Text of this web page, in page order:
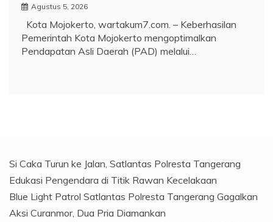
Agustus 5, 2026
Kota Mojokerto, wartakum7.com. – Keberhasilan
Pemerintah Kota Mojokerto mengoptimalkan
Pendapatan Asli Daerah (PAD) melalui…
Si Caka Turun ke Jalan, Satlantas Polresta Tangerang
Edukasi Pengendara di Titik Rawan Kecelakaan
Blue Light Patrol Satlantas Polresta Tangerang Gagalkan
Aksi Curanmor, Dua Pria Diamankan